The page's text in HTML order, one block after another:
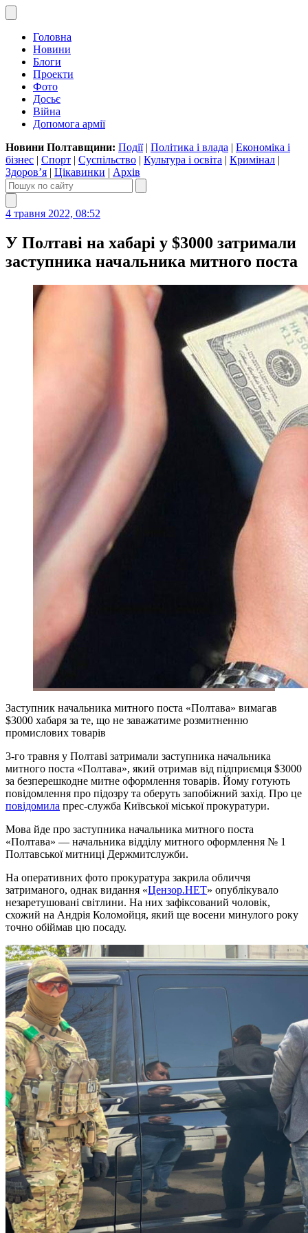
Головна
Новини
Блоги
Проекти
Фото
Досьє
Війна
Допомога армії
Новини Полтавщини: Події| Політика і влада | Економіка і
бізнес | Спорт | Суспільство | Культура і освіта | Кримінал |
Здоров’я | Цікавинки | Архів
4 травня 2022, 08:52
У Полтаві на хабарі у $3000 затримали
заступника начальника митного поста
Заступник начальника митного поста «Полтава» вимагав
$3000 хабаря за те, що не заважатиме розмитненню
промислових товарів
3-го травня у Полтаві затримали заступника начальника
митного поста «Полтава», який отримав від підприємця $3000
за безперешкодне митне оформлення товарів. Йому готують
повідомлення про підозру та оберуть запобіжний захід. Про це
повідомила прес-служба Київської міської прокуратури.
Мова йде про заступника начальника митного поста
«Полтава» — начальника відділу митного оформлення № 1
Полтавської митниці Держмитслужби.
На оперативних фото прокуратура закрила обличчя
затриманого, однак видання «Цензор.НЕТ» опублікувало
незаретушовані світлини. На них зафіксований чоловік,
схожий на Андрія Коломойця, який ще восени минулого року
точно обіймав цю посаду.